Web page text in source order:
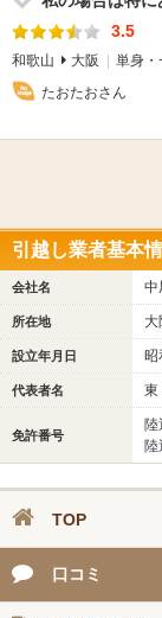
3.5
和歌山 大阪
単身・
たおたおさん
引越し業者基本
会社名 中
所在地
設立年月日 昭
代表者名 東
免許番号
陸
陸
TOP
口コミ